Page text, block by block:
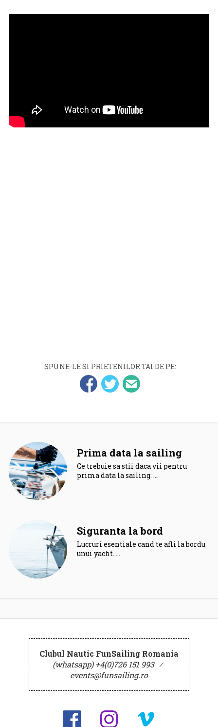
SPUNE-LE SI PRIETENILOR TAI DE PE:
Prima data la sailing
Ce trebuie sa stii daca vii pentru
prima data la sailing. …
Siguranta la bord
Lucruri esentiale cand te afli la bordul
unui yacht. …
Clubul Nautic FunSailing Romania
(whatsapp) +4(0)726 151 993 ⁄
events@funsailing.ro